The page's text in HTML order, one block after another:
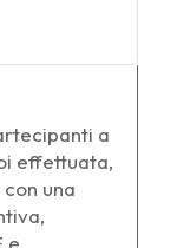
a
effettuata,
una